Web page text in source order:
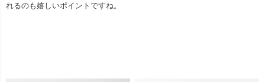
れるのも嬉しいポイントですね。